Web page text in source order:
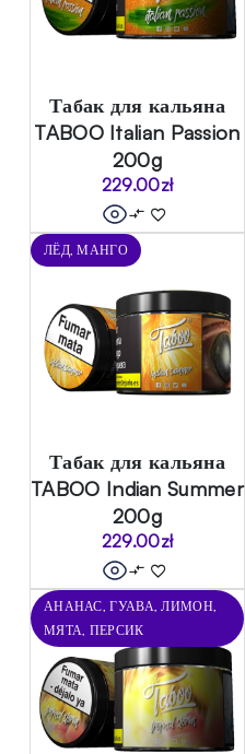
Табак для кальяна
TABOO Italian Passion
200g
229.00zł
ЛЁД, МАНГО
Табак для кальяна
TABOO Indian Summer
200g
229.00zł
АНАНАС, ГУАВА, ЛИМОН,
МЯТА, ПЕРСИК